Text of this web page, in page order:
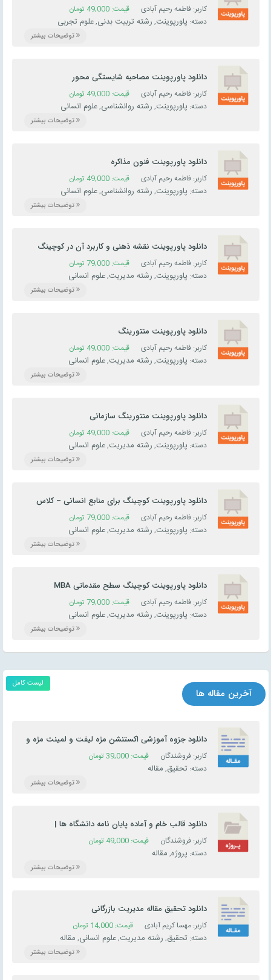
کاربر: فاطمه رحیم آبادی قیمت: 49,000 تومان
دسته: پاورپوینت, رشته تربیت بدنی,علوم تجربی
توضیحات بیشتر
دانلود پاورپوینت مصاحبه شایستگی محور
کاربر: فاطمه رحیم آبادی قیمت: 49,000 تومان
دسته: پاورپوینت, رشته روانشناسی,علوم انسانی
توضیحات بیشتر
دانلود پاورپوینت فنون مذاکره
کاربر: فاطمه رحیم آبادی قیمت: 49,000 تومان
دسته: پاورپوینت, رشته روانشناسی,علوم انسانی
توضیحات بیشتر
دانلود پاورپوینت نقشه ذهنی و کاربرد آن در کوچینگ
کاربر: فاطمه رحیم آبادی قیمت: 79,000 تومان
دسته: پاورپوینت, رشته مدیریت,علوم انسانی
توضیحات بیشتر
دانلود پاورپوینت منتورینگ
کاربر: فاطمه رحیم آبادی قیمت: 49,000 تومان
دسته: پاورپوینت, رشته مدیریت,علوم انسانی
توضیحات بیشتر
دانلود پاورپوینت منتورینگ سازمانی
کاربر: فاطمه رحیم آبادی قیمت: 49,000 تومان
دسته: پاورپوینت, رشته مدیریت,علوم انسانی
توضیحات بیشتر
دانلود پاورپوینت کوچینگ برای منابع انسانی – کلاس
روز اول
کاربر: فاطمه رحیم آبادی قیمت: 79,000 تومان
دسته: پاورپوینت, رشته مدیریت,علوم انسانی
توضیحات بیشتر
دانلود پاورپوینت کوچینگ سطح مقدماتی MBA
کاربر: فاطمه رحیم آبادی قیمت: 79,000 تومان
دسته: پاورپوینت, رشته مدیریت,علوم انسانی
توضیحات بیشتر
آخرین مقاله ها
لیست کامل
دانلود جزوه آموزشی اکستنشن مژه لیفت و لمینت مژه و
ابرو
کاربر: فروشندگان قیمت: 39,000 تومان
دسته: تحقیق, مقاله
توضیحات بیشتر
دانلود قالب خام و آماده پایان نامه دانشگاه‌ ها |
کارشناسی ارشد و دکتری
کاربر: فروشندگان قیمت: 49,000 تومان
دسته: پروژه, مقاله
توضیحات بیشتر
دانلود تحقیق مقاله مديريت بازرگانی
کاربر: مهسا کریم آبادی قیمت: 14,000 تومان
دسته: تحقیق, رشته مدیریت,علوم انسانی, مقاله
توضیحات بیشتر